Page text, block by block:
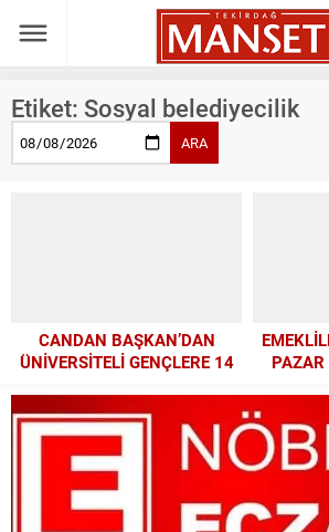
Etiket: Sosyal belediyecilik
ARA
CANDAN BAŞKAN’DAN
ÜNİVERSİTELİ GENÇLERE 14
PAZAR